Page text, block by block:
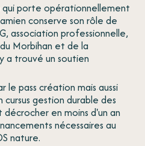
qui porte opérationnellement
conserve son rôle de
association professionnelle,
Morbihan et de la
a trouvé un soutien
pass création mais aussi
gestion durable des
en moins d'un an
nécessaires au
nature.